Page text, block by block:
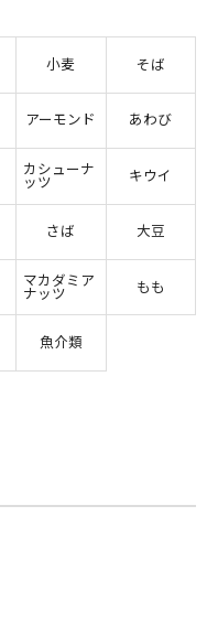
小麦 そば
アーモンド あわび
カシューナ
ッツ
キウイ
さば 大豆
マカダミア
ナッツ
もも
魚介類